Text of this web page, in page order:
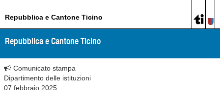
Repubblica e Cantone Ticino
Repubblica e Cantone Ticino
Comunicato stampa
Dipartimento delle istituzioni
07 febbraio 2025